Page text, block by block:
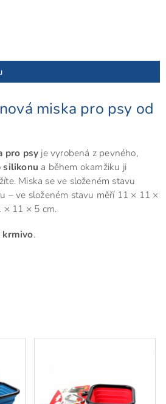
miska pro psy od
pro psy je vyrobená z pevného,
silikonu a během okamžiku ji
Miska se ve složeném stavu
– ve složeném stavu měří 11 × 11 ×
× 11 × 5 cm.
krmivo.